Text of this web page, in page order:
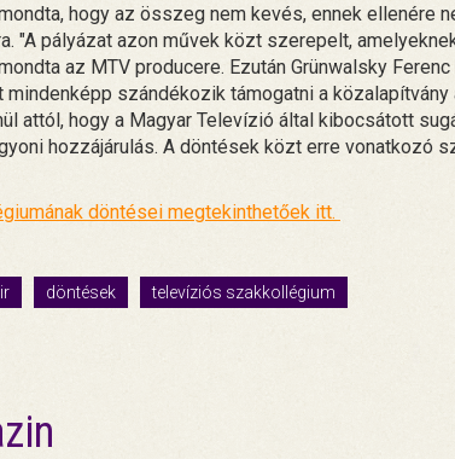
hogy az összeg nem kevés, ennek ellenére
"A pályázat azon művek közt szerepelt,
az MTV producere. Ezután Grünwalsky
szándékozik támogatni a
attól, hogy a Magyar Televízió által kibocsátott
hozzájárulás. A döntések közt erre vonatkozó
döntései megtekinthetőek itt.
döntések televíziós szakkollégium